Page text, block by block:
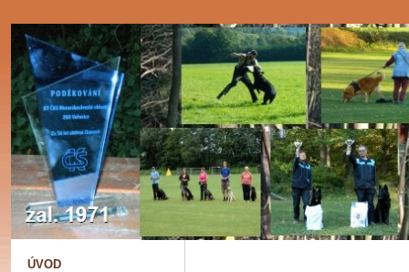
ÚVOD